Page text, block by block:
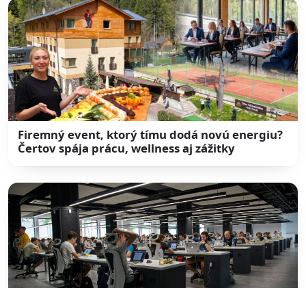
Firemný event, ktorý tímu dodá novú energiu?
Čertov spája prácu, wellness aj zážitky